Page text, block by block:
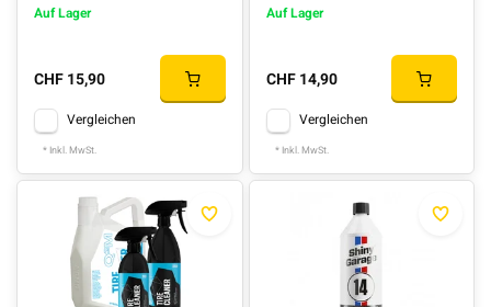
Auf Lager
CHF 15,90
Vergleichen
* Inkl. MwSt.
Auf Lager
CHF 14,90
Vergleichen
* Inkl. MwSt.